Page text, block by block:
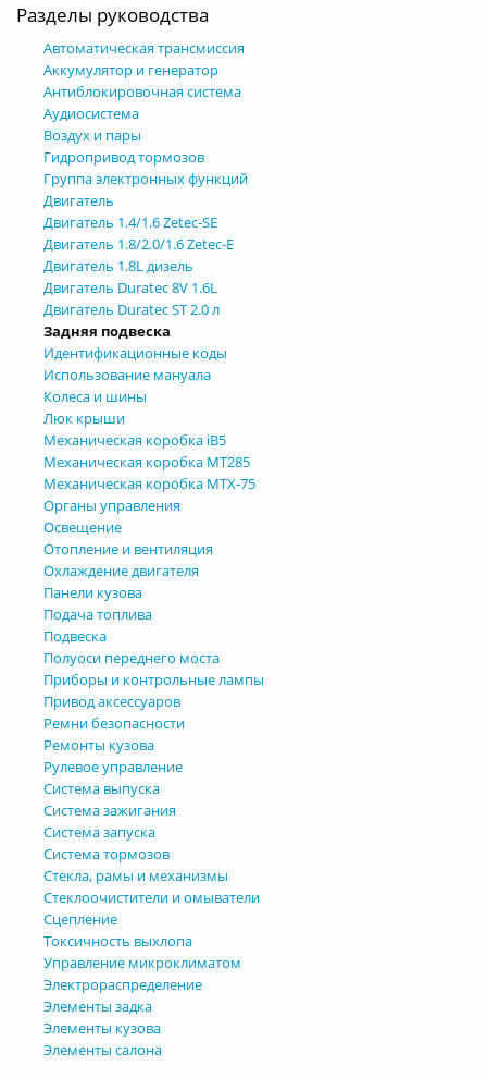
Разделы руководства
Автоматическая трансмиссия
Аккумулятор и генератор
Антиблокировочная система
Аудиосистема
Воздух и пары
Гидропривод тормозов
Группа электронных функций
Двигатель
Двигатель 1.4/1.6 Zetec-SE
Двигатель 1.8/2.0/1.6 Zetec-E
Двигатель 1.8L дизель
Двигатель Duratec 8V 1.6L
Двигатель Duratec ST 2.0 л
Задняя подвеска
Идентификационные коды
Использование мануала
Колеса и шины
Люк крыши
Механическая коробка iB5
Механическая коробка MT285
Механическая коробка MTX-75
Органы управления
Освещение
Отопление и вентиляция
Охлаждение двигателя
Панели кузова
Подача топлива
Подвеска
Полуоси переднего моста
Приборы и контрольные лампы
Привод аксессуаров
Ремни безопасности
Ремонты кузова
Рулевое управление
Система выпуска
Система зажигания
Система запуска
Система тормозов
Стекла, рамы и механизмы
Стеклоочистители и омыватели
Сцепление
Токсичность выхлопа
Управление микроклиматом
Электрораспределение
Элементы задка
Элементы кузова
Элементы салона